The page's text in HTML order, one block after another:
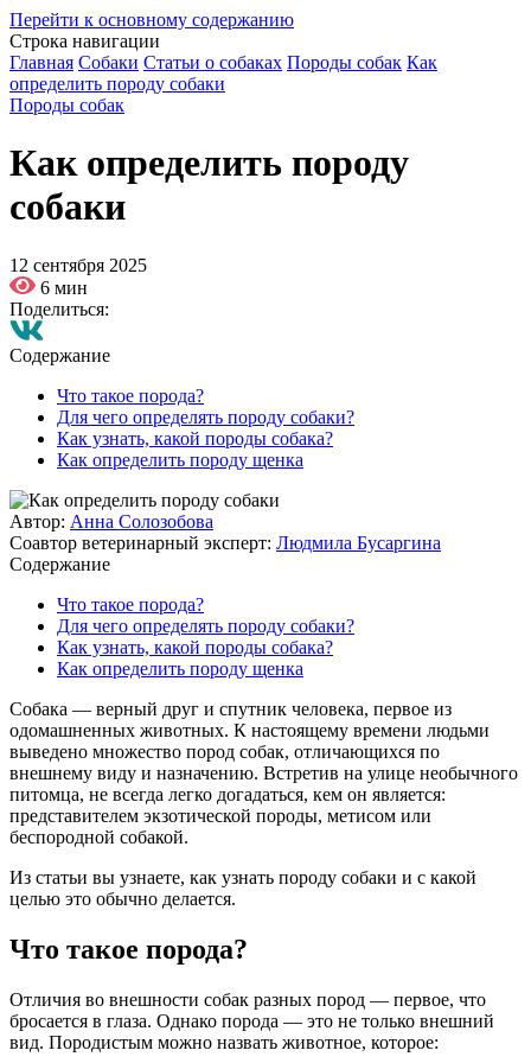
Перейти к основному содержанию
Строка навигации
Главная Собаки Статьи о собаках Породы собак Как
определить породу собаки
Породы собак
Как определить породу
собаки
12 сентября 2025
6 мин
Поделиться:
Содержание
Что такое порода?
Для чего определять породу собаки?
Как узнать, какой породы собака?
Как определить породу щенка
Автор: Анна Солозобова
Соавтор ветеринарный эксперт: Людмила Бусаргина
Содержание
Что такое порода?
Для чего определять породу собаки?
Как узнать, какой породы собака?
Как определить породу щенка
Собака — верный друг и спутник человека, первое из
одомашненных животных. К настоящему времени людьми
выведено множество пород собак, отличающихся по
внешнему виду и назначению. Встретив на улице необычного
питомца, не всегда легко догадаться, кем он является:
представителем экзотической породы, метисом или
беспородной собакой.
Из статьи вы узнаете, как узнать породу собаки и с какой
целью это обычно делается.
Что такое порода?
Отличия во внешности собак разных пород — первое, что
бросается в глаза. Однако порода — это не только внешний
вид. Породистым можно назвать животное, которое: